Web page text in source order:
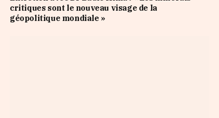
critiques sont le nouveau visage de la
géopolitique mondiale »